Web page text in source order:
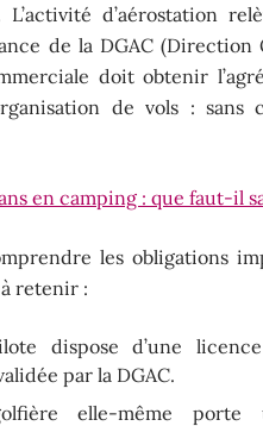
L’activité d’aérostation
de la DGAC (Direction
doit obtenir
de vols : sans
en camping : que faut-il
les obligations
retenir :
dispose d’une
par la DGAC.
elle-même porte